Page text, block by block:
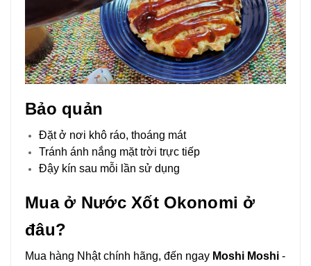
Bảo quản
Đặt ở nơi khô ráo, thoáng mát
Tránh ánh nắng mặt trời trực tiếp
Đậy kín sau mỗi lần sử dụng
Mua ở Nước Xốt Okonomi ở
đâu?
Mua hàng Nhật chính hãng, đến ngay Moshi Moshi -